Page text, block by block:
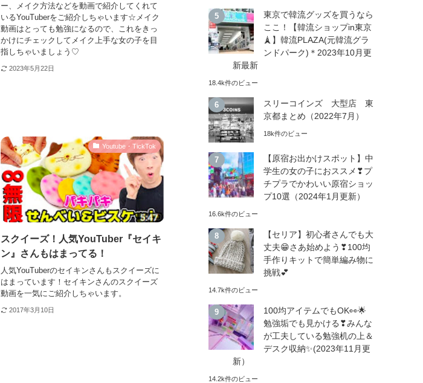
ー、メイク方法などを動画で紹介してくれて
いるYouTuberをご紹介しちゃいます☆メイク
動画はとっても勉強になるので、これをきっ
かけにチェックしてメイク上手な女の子を目
指しちゃいましょう♡
2023年5月22日
Youtube・TickTok
スクイーズ！人気YouTuber『セイキ
ン』さんもはまってる！
人気YouTuberのセイキンさんもスクイーズに
はまっています！セイキンさんのスクイーズ
動画を一気にご紹介しちゃいます。
2017年3月10日
東京で韓流グッズを買うなら
ここ！【韓流ショップin東京
🗼】韓流PLAZA(元韓流グラ
ンドパーク)＊2023年10月更
新最新
18.4k件のビュー
スリーコインズ 大型店 東
京都まとめ（2022年7月）
18k件のビュー
【原宿お出かけスポット】中
学生の女の子におススメ❣プ
チプラでかわいい原宿ショッ
プ10選（2024年1月更新）
16.6k件のビュー
【セリア】初心者さんでも大
丈夫😁さあ始めよう❣100均
手作りキットで簡単編み物に
挑戦💕
14.7k件のビュー
100均アイテムでもOK👀🌟
勉強垢でも見かける❣みんな
が工夫している勉強机の上＆
デスク収納✨(2023年11月更
新）
14.2k件のビュー